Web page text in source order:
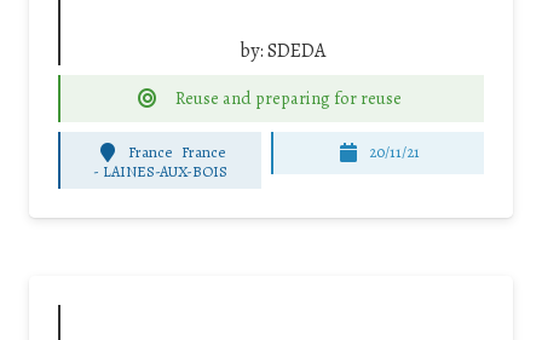
by:SDEDA
Reuse and preparing for reuse
France France
- LAINES-AUX-BOIS
20/11/21